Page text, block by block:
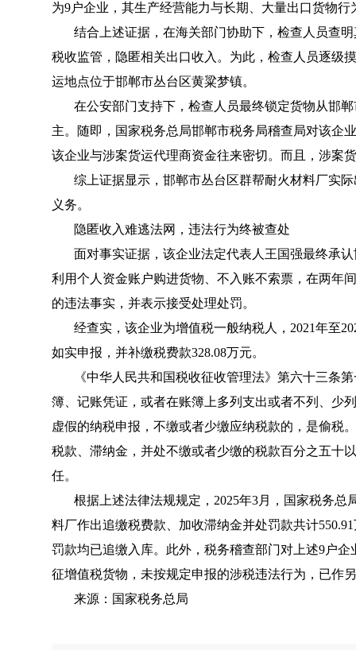
为9户企业，其生产经营能力与长期、大量出口货物
结合上述证据，在海关部门协助下，检查人员查
税收监管，隐匿相关出口收入。为此，检查人员逐级
运地点位于邯郸市丛台区黄粱梦镇。
在公安部门支持下，检查人员最终锁定货物从邯
主。随即，国家税务总局邯郸市税务局稽查局对该企
该企业与涉案货运代理商资金往来密切。而且，涉案
综上证据显示，邯郸市丛台区群帮耐火材料厂实
义务。
隐匿收入难逃法网，违法行为终被查处
面对事实证据，该企业法定代表人王国强最终承
利用个人资金账户购进货物、不入账不索票，在两年
的违法事实，并表示接受处理处罚。
经查实，该企业为增值税一般纳税人，2021年至
如实申报，并补缴税费款328.08万元。
《中华人民共和国税收征收管理法》第六十三条
簿、记账凭证，或者在账簿上多列支出或者不列、少
虚假的纳税申报，不缴或者少缴应纳税款的，是偷税
税款、滞纳金，并处不缴或者少缴的税款百分之五十
任。
根据上述法律法规规定，2025年3月，国家税务
料厂作出追缴税费款、加收滞纳金并处罚款共计
罚款均已追缴入库。此外，税务稽查部门对上述9户
征增值税货物，未按规定申报的涉税违法行为，已作
来源：国家税务总局